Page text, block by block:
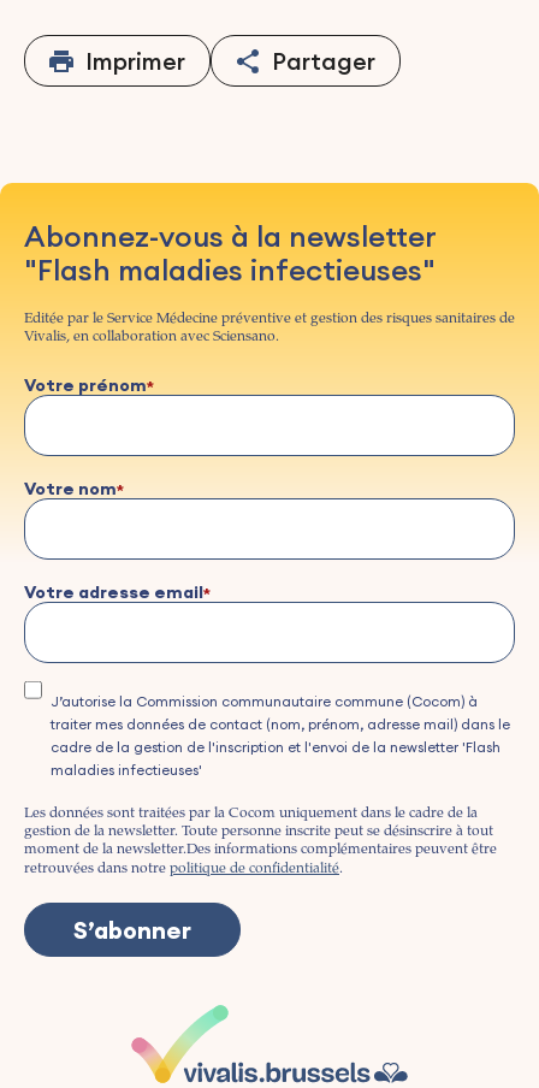
Imprimer Partager
Abonnez-vous à la newsletter
"Flash maladies infectieuses"
Editée par le Service Médecine préventive et gestion des risques sanitaires de
Vivalis, en collaboration avec Sciensano.
Votre prénom
Votre nom
Votre adresse email
J’autorise la Commission communautaire commune (Cocom) à
traiter mes données de contact (nom, prénom, adresse mail) dans le
cadre de la gestion de l'inscription et l'envoi de la newsletter 'Flash
maladies infectieuses'
Les données sont traitées par la Cocom uniquement dans le cadre de la
gestion de la newsletter. Toute personne inscrite peut se désinscrire à tout
moment de la newsletter.Des informations complémentaires peuvent être
retrouvées dans notre politique de confidentialité.